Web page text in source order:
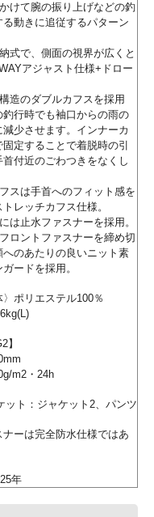
けて腕の振り上げなどの釣
動きに追従するパターン
式で、側面の視界が広くと
アジャスト仕様+ドロー
造のダブルカフスを採用
釣行時でも袖口からの雨の
少させます。インナーカ
定することで着脱時の引
首付近のごわつきをなくし
スは手首へのフィット感を
レッチカフス仕様。
は止水ファスナーを採用。
ロントファスナーを締め切
へのあたりの良いニット素
ードを採用。
ポリエステル100％
】
m2・24h
ット：ジャケット2、パンツ
ーは完全防水仕様ではあ
年